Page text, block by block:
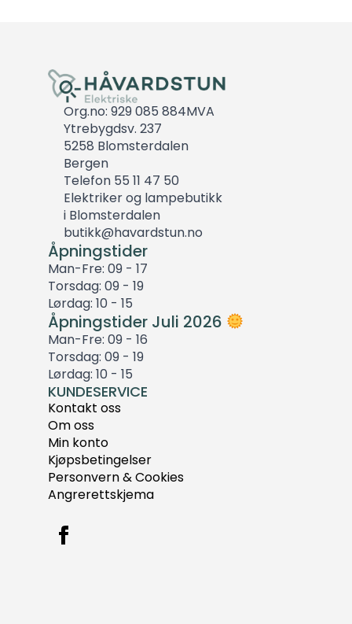
Org.no: 929 085 884MVA
Ytrebygdsv. 237
5258 Blomsterdalen
Bergen
Telefon 55 11 47 50
Elektriker og lampebutikk
i Blomsterdalen
butikk@havardstun.no
Åpningstider
Man-Fre: 09 - 17
Torsdag: 09 - 19
Lørdag: 10 - 15
Åpningstider Juli 2026
Man-Fre: 09 - 16
Torsdag: 09 - 19
Lørdag: 10 - 15
KUNDESERVICE
Kontakt oss
Om oss
Min konto
Kjøpsbetingelser
Personvern & Cookies
Angrerettskjema